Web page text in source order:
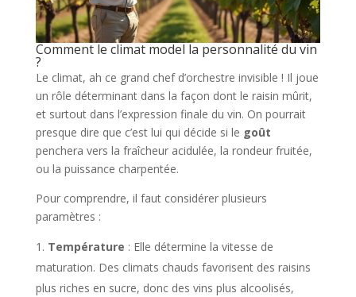
Comment le climat model la personnalité du vin
?
Le climat, ah ce grand chef d’orchestre invisible ! Il joue
un rôle déterminant dans la façon dont le raisin mûrit,
et surtout dans l’expression finale du vin. On pourrait
presque dire que c’est lui qui décide si le goût
penchera vers la fraîcheur acidulée, la rondeur fruitée,
ou la puissance charpentée.
Pour comprendre, il faut considérer plusieurs
paramètres :
Température : Elle détermine la vitesse de
maturation. Des climats chauds favorisent des raisins
plus riches en sucre, donc des vins plus alcoolisés,